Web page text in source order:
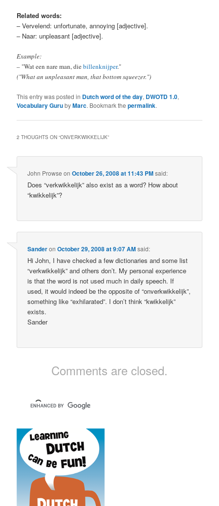
Related words:
– Vervelend: unfortunate, annoying [adjective].
– Naar: unpleasant [adjective].
Example:
– "Wat een nare man, diebillenknijper."
("What an unpleasant man, that bottom squeezer.")
This entry was posted in Dutch word of the day, DWOTD 1.0,
Vocabulary GurubyMarc. Bookmark thepermalink.
2 THOUGHTS ON “ONVERKWIKKELIJK”
John Prowse onOctober 26, 2008 at 11:43 PMsaid:
Does “verkwikkelijk” also exist as a word? How about
“kwikkelijk”?
SanderonOctober 29, 2008 at 9:07 AMsaid:
Hi John, I have checked a few dictionaries and some list
“verkwikkelijk” and others don’t. My personal experience
is that the word is not used much in daily speech. If
used, it would indeed be the opposite of “onverkwikkelijk”,
something like “exhilarated”. I don’t think “kwikkelijk”
exists.
Sander
Comments are closed.